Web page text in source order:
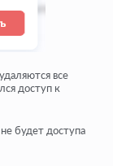
все
доступ к
будет доступа